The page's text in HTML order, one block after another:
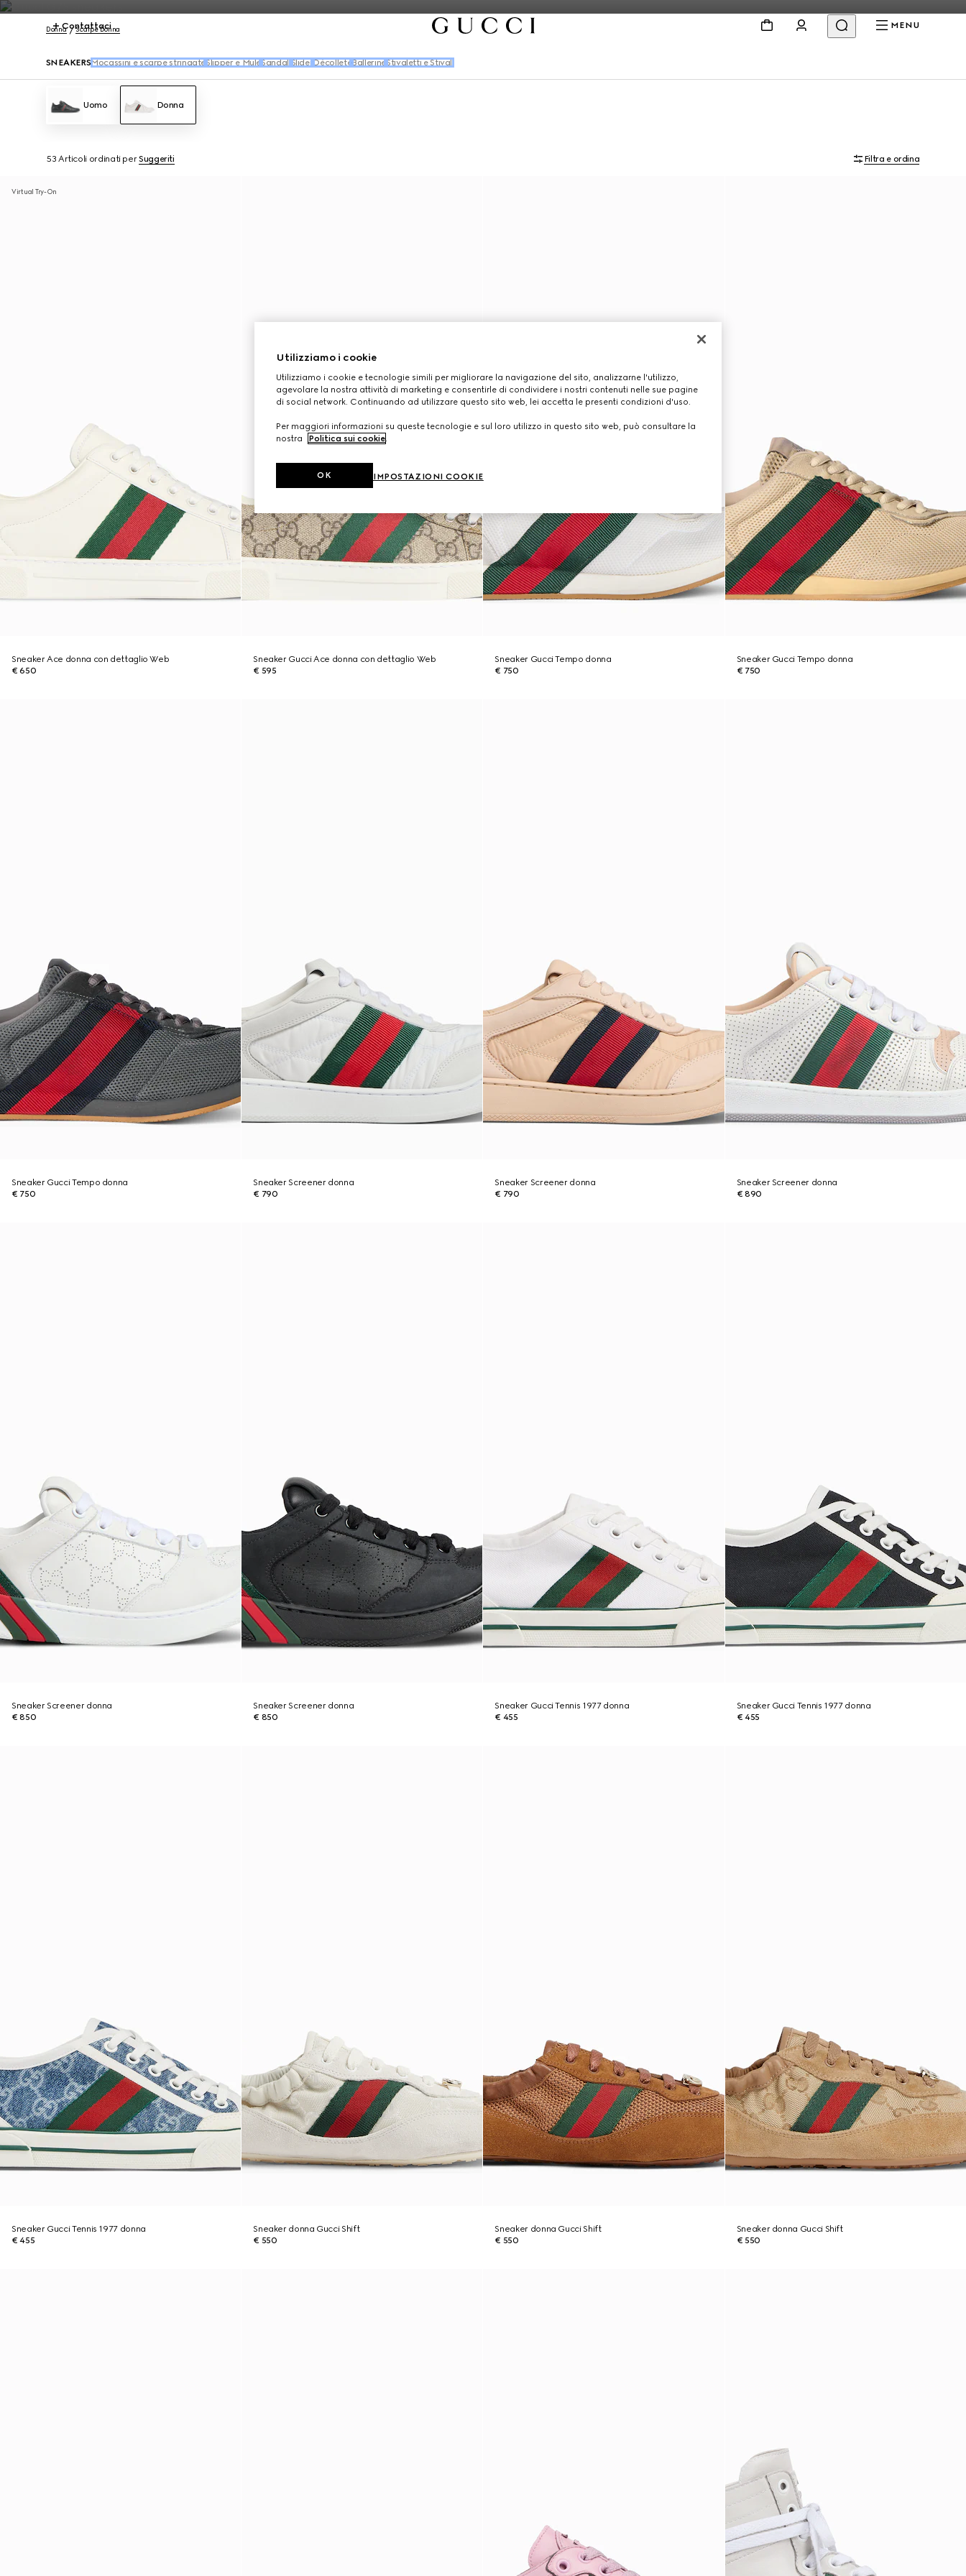
Contattaci MENU
Donna Scarpe Donna
SNEAKERS Mocassini e scarpe stringate Slipper e Mule Sandali Slider DécolletéBallerine Stivaletti e Stivali
Uomo Donna
53 Articoli ordinati perSuggeriti Filtra e ordina
Virtual Try-On
Sneaker Ace donna con dettaglio Web
€ 650
Sneaker Gucci Ace donna con dettaglio Web
€ 595
Sneaker Gucci Tempo donna
€ 750
Sneaker Gucci Tempo donna
€ 750
Sneaker Gucci Tempo donna
€ 750
Sneaker Screener donna
€ 790
Sneaker Screener donna
€ 790
Sneaker Screener donna
€ 890
Sneaker Screener donna
€ 850
Sneaker Screener donna
€ 850
Sneaker Gucci Tennis 1977 donna
€ 455
Sneaker Gucci Tennis 1977 donna
€ 455
Sneaker Gucci Tennis 1977 donna
€ 455
Sneaker donna Gucci Shift
€ 550
Sneaker donna Gucci Shift
€ 550
Sneaker donna Gucci Shift
€ 550
Utilizziamo i cookie
Utilizziamo i cookie e tecnologie simili per migliorare la navigazione del sito, analizzarne l'utilizzo,
agevolare la nostra attività di marketing e consentirle di condividere i nostri contenuti nelle sue pagine
di social network. Continuando ad utilizzare questo sito web, lei accetta le presenti condizioni d'uso.
Per maggiori informazioni su queste tecnologie e sul loro utilizzo in questo sito web, può consultare la
nostra
Politica sui cookie.
IMPOSTAZIONI COOKIE
OK